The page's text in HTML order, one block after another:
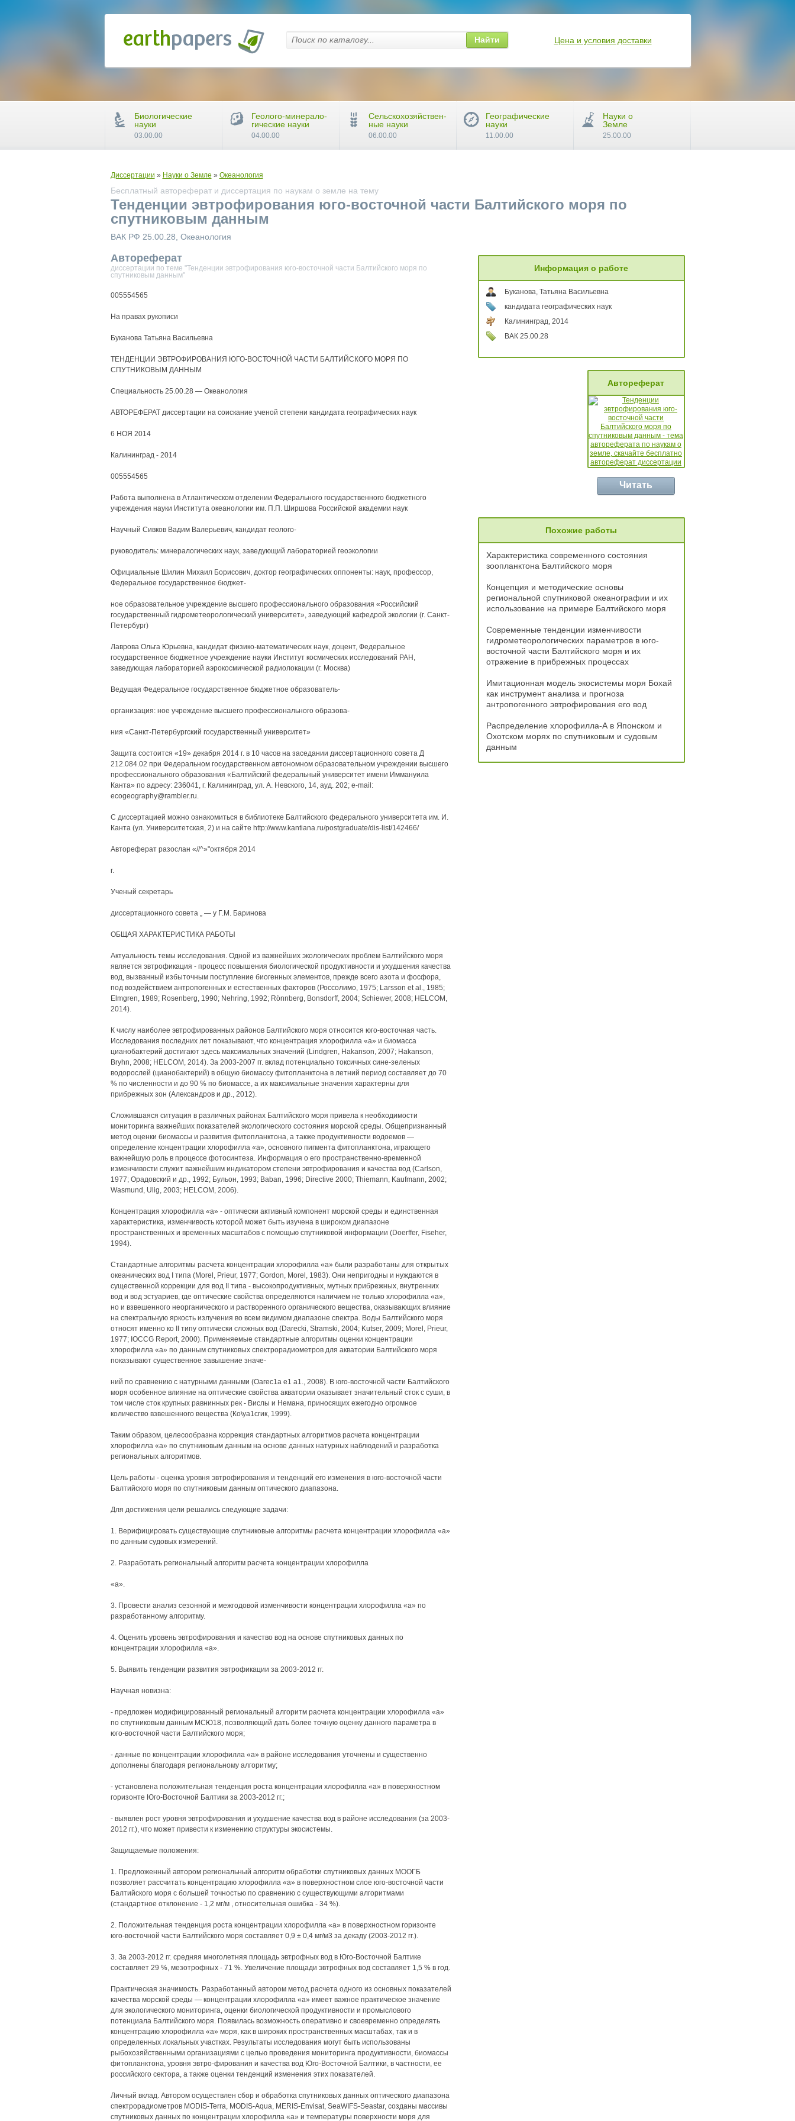
Диссертации » Науки о Земле » Океанология
Бесплатный автореферат и диссертация по наукам о земле на тему
Тенденции эвтрофирования юго-восточной части Балтийского моря по
спутниковым данным
ВАК РФ 25.00.28, Океанология
Автореферат
диссертации по теме "Тенденции эвтрофирования юго-восточной части Балтийского моря по
спутниковым данным"
005554565
На правах рукописи
Буканова Татьяна Васильевна
ТЕНДЕНЦИИ ЭВТРОФИРОВАНИЯ ЮГО-ВОСТОЧНОЙ ЧАСТИ БАЛТИЙСКОГО МОРЯ ПО
СПУТНИКОВЫМ ДАННЫМ
Специальность 25.00.28 — Океанология
АВТОРЕФЕРАТ диссертации на соискание ученой степени кандидата географических наук
6 НОЯ 2014
Калининград - 2014
005554565
Работа выполнена в Атлантическом отделении Федерального государственного бюджетного
учреждения науки Института океанологии им. П.П. Ширшова Российской академии наук
Научный Сивков Вадим Валерьевич, кандидат геолого-
руководитель: минералогических наук, заведующий лабораторией геоэкологии
Официальные Шилин Михаил Борисович, доктор географических оппоненты: наук, профессор,
Федеральное государственное бюджет-
ное образовательное учреждение высшего профессионального образования «Российский
государственный гидрометеорологический университет», заведующий кафедрой экологии (г. Санкт-
Петербург)
Лаврова Ольга Юрьевна, кандидат физико-математических наук, доцент, Федеральное
государственное бюджетное учреждение науки Институт космических исследований РАН,
заведующая лабораторией аэрокосмической радиолокации (г. Москва)
Ведущая Федеральное государственное бюджетное образователь-
организация: ное учреждение высшего профессионального образова-
ния «Санкт-Петербургский государственный университет»
Защита состоится «19» декабря 2014 г. в 10 часов на заседании диссертационного совета Д
212.084.02 при Федеральном государственном автономном образовательном учреждении высшего
профессионального образования «Балтийский федеральный университет имени Иммануила
Канта» по адресу: 236041, г. Калининград, ул. А. Невского, 14, ауд. 202; e-mail:
ecogeography@rambler.ru.
С диссертацией можно ознакомиться в библиотеке Балтийского федерального университета им. И.
Канта (ул. Университетская, 2) и на сайте http://www.kantiana.ru/postgraduate/dis-list/142466/
Автореферат разослан «//^»"октября 2014
г.
Ученый секретарь
диссертационного совета „ — у Г.М. Баринова
ОБЩАЯ ХАРАКТЕРИСТИКА РАБОТЫ
Актуальность темы исследования. Одной из важнейших экологических проблем Балтийского моря
является эвтрофикация - процесс повышения биологической продуктивности и ухудшения качества
вод, вызванный избыточным поступление биогенных элементов, прежде всего азота и фосфора,
под воздействием антропогенных и естественных факторов (Россолимо, 1975; Larsson et al., 1985;
Elmgren, 1989; Rosenberg, 1990; Nehring, 1992; Rönnberg, Bonsdorff, 2004; Schiewer, 2008; HELCOM,
2014).
К числу наиболее эвтрофированных районов Балтийского моря относится юго-восточная часть.
Исследования последних лет показывают, что концентрация хлорофилла «а» и биомасса
цианобактерий достигают здесь максимальных значений (Lindgren, Hakanson, 2007; Hakanson,
Bryhn, 2008; HELCOM, 2014). За 2003-2007 гг. вклад потенциально токсичных сине-зеленых
водорослей (цианобактерий) в общую биомассу фитопланктона в летний период составляет до 70
% по численности и до 90 % по биомассе, а их максимальные значения характерны для
прибрежных зон (Александров и др., 2012).
Сложившаяся ситуация в различных районах Балтийского моря привела к необходимости
мониторинга важнейших показателей экологического состояния морской среды. Общепризнанный
метод оценки биомассы и развития фитопланктона, а также продуктивности водоемов —
определение концентрации хлорофилла «а», основного пигмента фитопланктона, играющего
важнейшую роль в процессе фотосинтеза. Информация о его пространственно-временной
изменчивости служит важнейшим индикатором степени эвтрофирования и качества вод (Carlson,
1977; Орадовский и др., 1992; Бульон, 1993; Baban, 1996; Directive 2000; Thiemann, Kaufmann, 2002;
Wasmund, Ulig, 2003; HELCOM, 2006).
Концентрация хлорофилла «а» - оптически активный компонент морской среды и единственная
характеристика, изменчивость которой может быть изучена в широком диапазоне
пространственных и временных масштабов с помощью спутниковой информации (Doerffer, Fiseher,
1994).
Стандартные алгоритмы расчета концентрации хлорофилла «а» были разработаны для открытых
океанических вод I типа (Morel, Prieur, 1977; Gordon, Morel, 1983). Они непригодны и нуждаются в
существенной коррекции для вод II типа - высокопродуктивных, мутных прибрежных, внутренних
вод и вод эстуариев, где оптические свойства определяются наличием не только хлорофилла «а»,
но и взвешенного неорганического и растворенного органического вещества, оказывающих влияние
на спектральную яркость излучения во всем видимом диапазоне спектра. Воды Балтийского моря
относят именно ко II типу оптически сложных вод (Darecki, Stramski, 2004; Kutser, 2009; Morel, Prieur,
1977; IOCCG Report, 2000). Применяемые стандартные алгоритмы оценки концентрации
хлорофилла «а» по данным спутниковых спектрорадиометров для акватории Балтийского моря
показывают существенное завышение значе-
ний по сравнению с натурными данными (Оагес1а е1 а1., 2008). В юго-восточной части Балтийского
моря особенное влияние на оптические свойства акватории оказывает значительный сток с суши, в
том числе сток крупных равнинных рек - Вислы и Немана, приносящих ежегодно огромное
количество взвешенного вещества (Ко\уа1сгик, 1999).
Таким образом, целесообразна коррекция стандартных алгоритмов расчета концентрации
хлорофилла «а» по спутниковым данным на основе данных натурных наблюдений и разработка
региональных алгоритмов.
Цель работы - оценка уровня эвтрофирования и тенденций его изменения в юго-восточной части
Балтийского моря по спутниковым данным оптического диапазона.
Для достижения цели решались следующие задачи:
1. Верифицировать существующие спутниковые алгоритмы расчета концентрации хлорофилла «а»
по данным судовых измерений.
2. Разработать региональный алгоритм расчета концентрации хлорофилла
«а».
3. Провести анализ сезонной и межгодовой изменчивости концентрации хлорофилла «а» по
разработанному алгоритму.
4. Оценить уровень эвтрофирования и качество вод на основе спутниковых данных по
концентрации хлорофилла «а».
5. Выявить тенденции развития эвтрофикации за 2003-2012 гг.
Научная новизна:
- предложен модифицированный региональный алгоритм расчета концентрации хлорофилла «а»
по спутниковым данным МСЮ18, позволяющий дать более точную оценку данного параметра в
юго-восточной части Балтийского моря;
- данные по концентрации хлорофилла «а» в районе исследования уточнены и существенно
дополнены благодаря региональному алгоритму;
- установлена положительная тенденция роста концентрации хлорофилла «а» в поверхностном
горизонте Юго-Восточной Балтики за 2003-2012 гг.;
- выявлен рост уровня эвтрофирования и ухудшение качества вод в районе исследования (за 2003-
2012 гг.), что может привести к изменению структуры экосистемы.
Защищаемые положения:
1. Предложенный автором региональный алгоритм обработки спутниковых данных МООГБ
позволяет рассчитать концентрацию хлорофилла «а» в поверхностном слое юго-восточной части
Балтийского моря с большей точностью по сравнению с существующими алгоритмами
(стандартное отклонение - 1,2 мг/м , относительная ошибка - 34 %).
2. Положительная тенденция роста концентрации хлорофилла «а» в поверхностном горизонте
юго-восточной части Балтийского моря составляет 0,9 ± 0,4 мг/м3 за декаду (2003-2012 гг.).
3. За 2003-2012 гг. средняя многолетняя площадь эвтрофных вод в Юго-Восточной Балтике
составляет 29 %, мезотрофных - 71 %. Увеличение площади эвтрофных вод составляет 1,5 % в год.
Практическая значимость. Разработанный автором метод расчета одного из основных показателей
качества морской среды — концентрации хлорофилла «а» имеет важное практическое значение
для экологического мониторинга, оценки биологической продуктивности и промыслового
потенциала Балтийского моря. Появилась возможность оперативно и своевременно определять
концентрацию хлорофилла «а» моря, как в широких пространственных масштабах, так и в
определенных локальных участках. Результаты исследования могут быть использованы
рыбохозяйственными организациями с целью проведения мониторинга продуктивности, биомассы
фитопланктона, уровня эвтро-фирования и качества вод Юго-Восточной Балтики, в частности, ее
российского сектора, а также оценки тенденций изменения этих показателей.
Личный вклад. Автором осуществлен сбор и обработка спутниковых данных оптического диапазона
спектрорадиометров MODIS-Terra, MODIS-Aqua, MERIS-Envisat, SeaWIFS-Seastar, созданы массивы
спутниковых данных по концентрации хлорофилла «а» и температуры поверхности моря для
Информация о работе
Буканова, Татьяна Васильевна
кандидата географических наук
Калининград, 2014
ВАК 25.00.28
Автореферат
Читать
Похожие работы
Характеристика современного состояния
зоопланктона Балтийского моря
Концепция и методические основы
региональной спутниковой океанографии и их
использование на примере Балтийского моря
Современные тенденции изменчивости
гидрометеорологических параметров в юго-
восточной части Балтийского моря и их
отражение в прибрежных процессах
Имитационная модель экосистемы моря Бохай
как инструмент анализа и прогноза
антропогенного эвтрофирования его вод
Распределение хлорофилла-А в Японском и
Охотском морях по спутниковым и судовым
данным
Найти Цена и условия доставки
Биологические
науки
03.00.00
Геолого-минерало-
гические науки
04.00.00
Сельскохозяйствен-
ные науки
06.00.00
Географические
науки
11.00.00
Науки о
Земле
25.00.00